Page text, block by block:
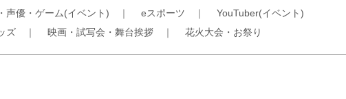
声優・ゲーム(イベント) ｜ eスポーツ ｜ YouTuber(イベント)
ズ ｜ 映画・試写会・舞台挨拶 ｜ 花火大会・お祭り